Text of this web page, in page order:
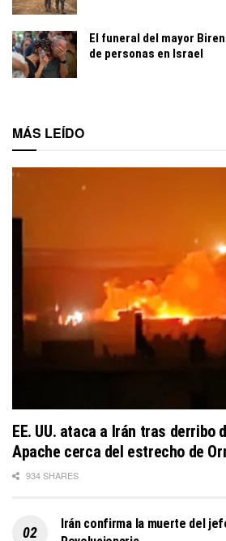
El funeral del mayor
de personas en Israel
MÁS LEÍDO
EE. UU. ataca a Irán tras derribo
Apache cerca del estrecho de
934 SHARES
Irán confirma la muerte del